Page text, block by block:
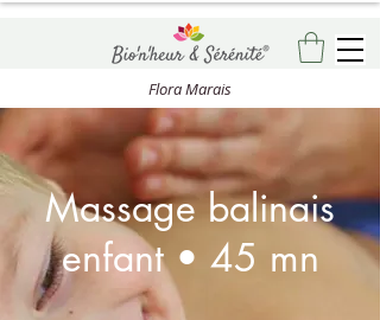
Flora Marais
Massage balinais
enfant • 45 mn